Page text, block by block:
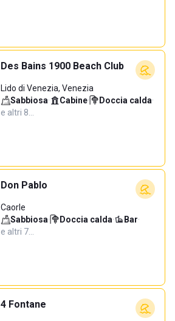
Des Bains 1900 Beach Club
Lido di Venezia, Venezia
Sabbiosa· Cabine· Doccia calda·
e altri 8…
Don Pablo
Caorle
Sabbiosa· Doccia calda· Bar·
e altri 7…
4 Fontane